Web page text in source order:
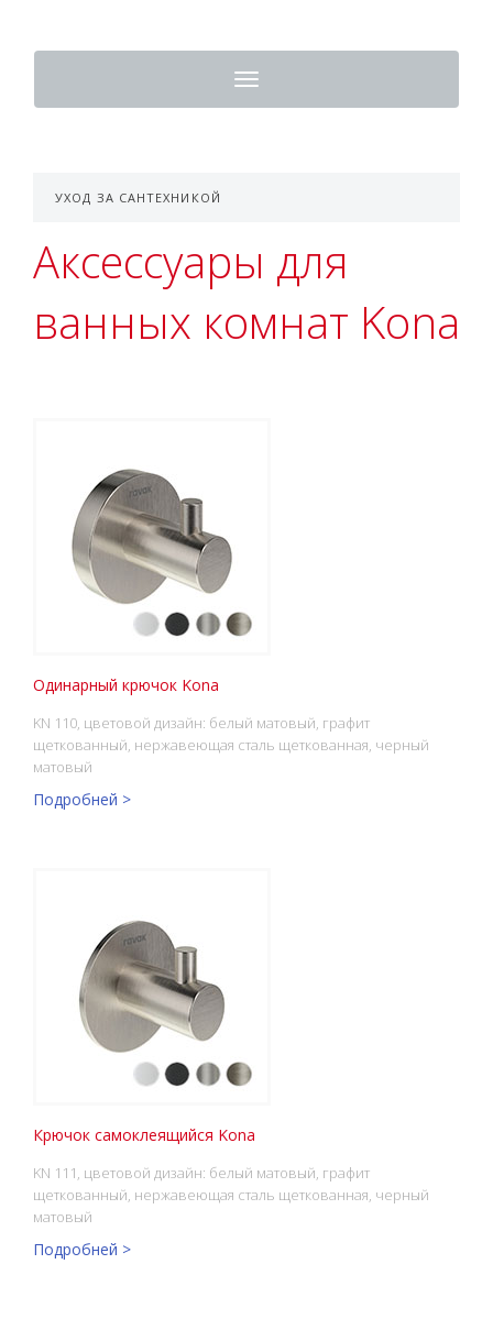
Toggle
navigation
УХОД ЗА САНТЕХНИКОЙ
Аксессуары для
ванных комнат Kona
Одинарный крючок Kona
KN 110, цветовой дизайн: белый матовый, графит
щеткованный, нержавеющая сталь щеткованная, черный
матовый
Подробней >
Крючок cамоклеящийся Kona
KN 111, цветовой дизайн: белый матовый, графит
щеткованный, нержавеющая сталь щеткованная, черный
матовый
Подробней >